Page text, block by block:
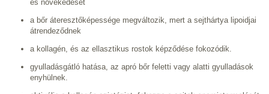
és növekedését
a bőr áteresztőképessége megváltozik, mert a sejthártya lipoidjai
átrendeződnek
a kollagén, és az ellasztikus rostok képződése fokozódik.
gyulladásgátló hatása, az apró bőr feletti vagy alatti gyulladások
enyhülnek.